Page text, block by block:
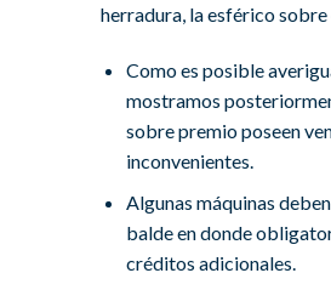
herradura, la esférico
Como es posible
mostramos
sobre premio poseen
inconvenientes.
Algunas máquinas
balde en donde
créditos adicionales.